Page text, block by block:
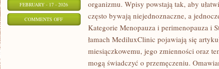
FEBRUARY - 17 - 2026
COMMENTS OFFON
organizmu. Wpisy powstają tak, aby
często bywają niejednoznaczne, a
Kategorie Menopauza i perimenopauza i
łamach MediluxClinic pojawiają się
miesiączkowemu, jego zmienności oraz
mogą świadczyć o przemęczeniu.